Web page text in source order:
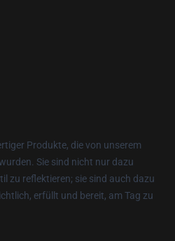
Produkte, die von unserem
Sie sind nicht nur dazu
zu reflektieren; sie sind auch dazu
erfüllt und bereit, am Tag zu